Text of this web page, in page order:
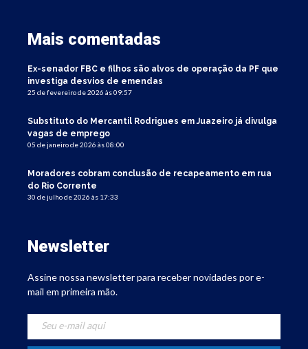
Mais comentadas
Ex-senador FBC e filhos são alvos de operação da PF que
investiga desvios de emendas
25 de fevereiro de 2026 às 09:57
Substituto do Mercantil Rodrigues em Juazeiro já divulga
vagas de emprego
05 de janeiro de 2026 às 08:00
Moradores cobram conclusão de recapeamento em rua
do Rio Corrente
30 de julho de 2026 às 17:33
Newsletter
Assine nossa newsletter para receber novidades por e-
mail em primeira mão.